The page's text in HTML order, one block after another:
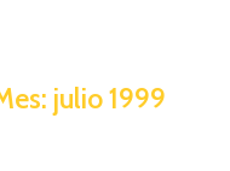
julio 1999